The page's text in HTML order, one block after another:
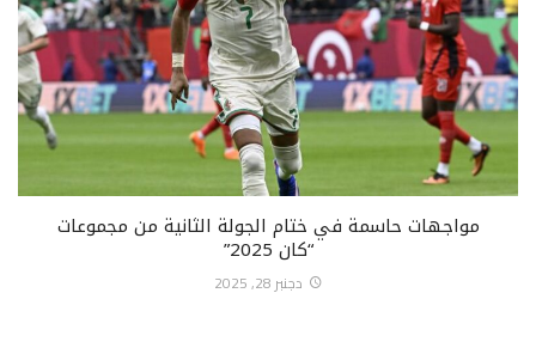
مواجهات حاسمة في ختام الجولة الثانية من مجموعات
“كان 2025”
دجنبر 28, 2025